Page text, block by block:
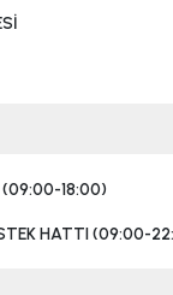
(09:00-18:00)
HATTI (09:00-